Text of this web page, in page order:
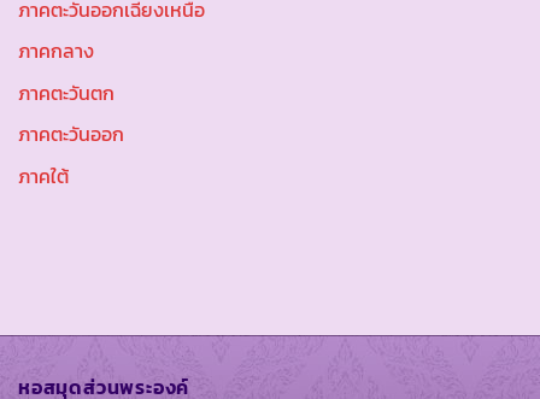
ภาคตะวันออกเฉียงเหนือ
ภาคกลาง
ภาคตะวันตก
ภาคตะวันออก
ภาคใต้
หอสมุดส่วนพระองค์